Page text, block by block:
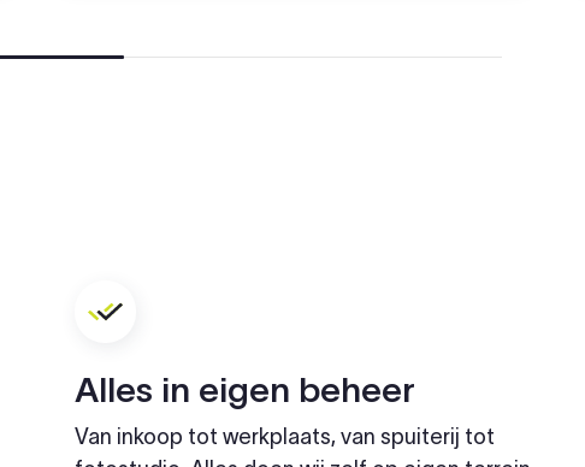
Alles in eigen beheer
Van inkoop tot werkplaats, van spuiterij tot